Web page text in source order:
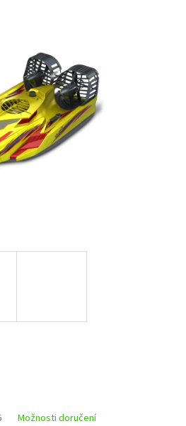
Možnosti doručení